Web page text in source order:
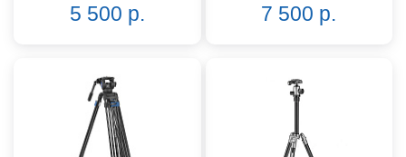
5 500 р. 7 500 р.